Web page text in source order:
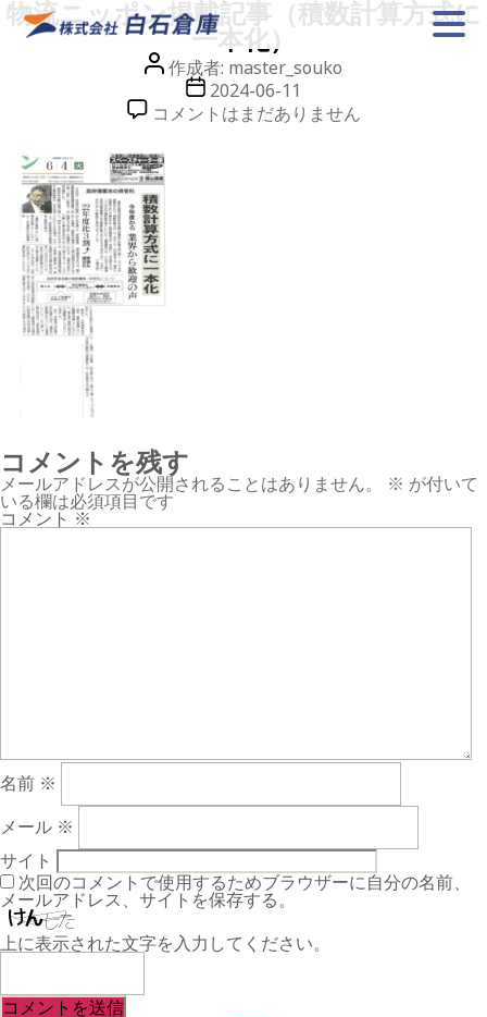
物流ニッポン掲載記事（積数計算方式に
一本化）
投
稿
者
作成者: master_souko
投
稿
日
2024-06-11
物
流
ッ
ポ
ン
掲
載
記
事
（積
数
へ
の
コメントはまだありません
コメントを残す
メールアドレスが公開されることはありません。 ※ が付いて
いる欄は必須項目です
コメント ※
名前 ※
メール ※
サイト
次回のコメントで使用するためブラウザーに自分の名前、
メールアドレス、サイトを保存する。
上に表示された文字を入力してください。